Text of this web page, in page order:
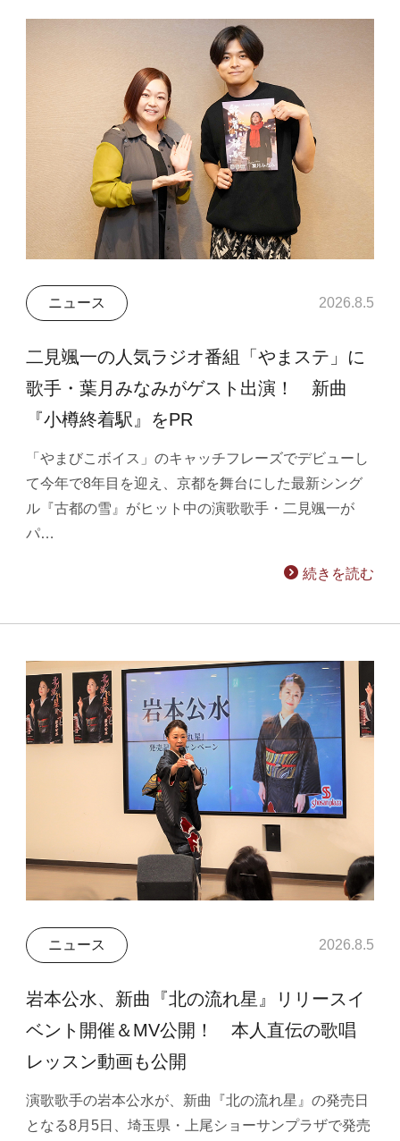
ニュース 2026.8.5
二見颯一の人気ラジオ番組「やまステ」に
歌手・葉月みなみがゲスト出演！ 新曲
『小樽終着駅』をPR
「やまびこボイス」のキャッチフレーズでデビューし
て今年で8年目を迎え、京都を舞台にした最新シング
ル『古都の雪』がヒット中の演歌歌手・二見颯一が
パ…
続きを読む
ニュース 2026.8.5
岩本公水、新曲『北の流れ星』リリースイ
ベント開催＆MV公開！ 本人直伝の歌唱
レッスン動画も公開
演歌歌手の岩本公水が、新曲『北の流れ星』の発売日
となる8月5日、埼玉県・上尾ショーサンプラザで発売